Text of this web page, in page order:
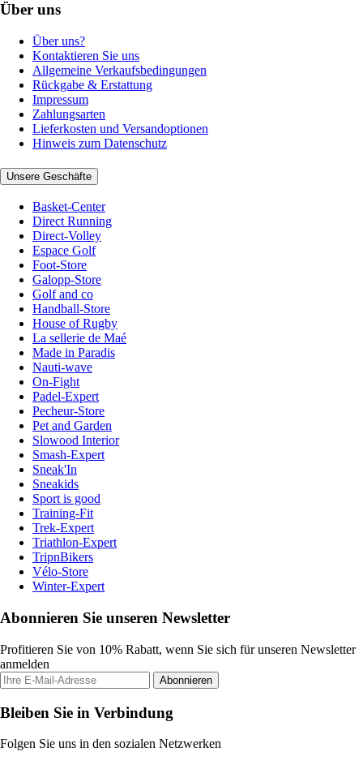
Über uns
Über uns?
Kontaktieren Sie uns
Allgemeine Verkaufsbedingungen
Rückgabe & Erstattung
Impressum
Zahlungsarten
Lieferkosten und Versandoptionen
Hinweis zum Datenschutz
Unsere Geschäfte
Basket-Center
Direct Running
Direct-Volley
Espace Golf
Foot-Store
Galopp-Store
Golf and co
Handball-Store
House of Rugby
La sellerie de Maé
Made in Paradis
Nauti-wave
On-Fight
Padel-Expert
Pecheur-Store
Pet and Garden
Slowood Interior
Smash-Expert
Sneak'In
Sneakids
Sport is good
Training-Fit
Trek-Expert
Triathlon-Expert
TripnBikers
Vélo-Store
Winter-Expert
Abonnieren Sie unseren Newsletter
Profitieren Sie von 10% Rabatt, wenn Sie sich für unseren Newsletter
anmelden
Abonnieren
Bleiben Sie in Verbindung
Folgen Sie uns in den sozialen Netzwerken